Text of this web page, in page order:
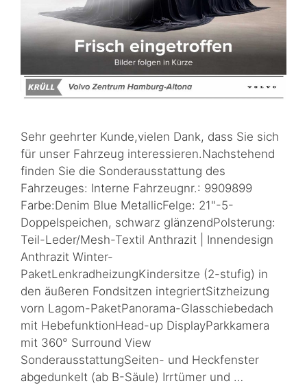
Sehr geehrter Kunde,vielen Dank, dass Sie sich
für unser Fahrzeug interessieren.Nachstehend
finden Sie die Sonderausstattung des
Fahrzeuges: Interne Fahrzeugnr.: 9909899
Farbe:Denim Blue MetallicFelge: 21"-5-
Doppelspeichen, schwarz glänzendPolsterung:
Teil-Leder/Mesh-Textil Anthrazit | Innendesign
Anthrazit Winter-
PaketLenkradheizungKindersitze (2-stufig) in
den äußeren Fondsitzen integriertSitzheizung
vorn Lagom-PaketPanorama-Glasschiebedach
mit HebefunktionHead-up DisplayParkkamera
mit 360° Surround View
SonderausstattungSeiten- und Heckfenster
abgedunkelt (ab B-Säule) Irrtümer und …